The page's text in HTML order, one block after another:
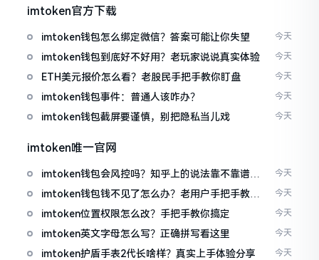
imtoken官方下载
imtoken钱包怎么绑定微信？答案可能让你失望 今天
imtoken钱包到底好不好用？老玩家说说真实体验 今天
ETH美元报价怎么看？老股民手把手教你盯盘 今天
imtoken钱包事件：普通人该咋办？ 今天
imtoken钱包截屏要谨慎，别把隐私当儿戏 今天
imtoken唯一官网
imtoken钱包会风控吗？知乎上的说法靠不靠谱，
老币民告诉你
今天
imtoken钱包钱不见了怎么办？老用户手把手教你
找回
今天
imtoken位置权限怎么改？手把手教你搞定 今天
imtoken英文字母怎么写？正确拼写看这里 今天
imtoken护盾手表2代长啥样？真实上手体验分享 今天